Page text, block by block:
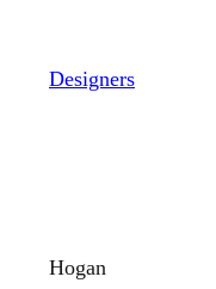
Designers
Hogan